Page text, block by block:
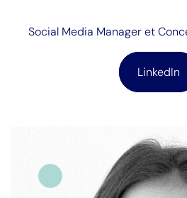
Social Media Manager et
LinkedIn